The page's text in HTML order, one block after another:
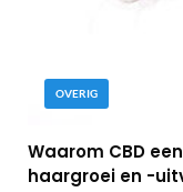
OVERIG
Waarom CBD
haargroei en -